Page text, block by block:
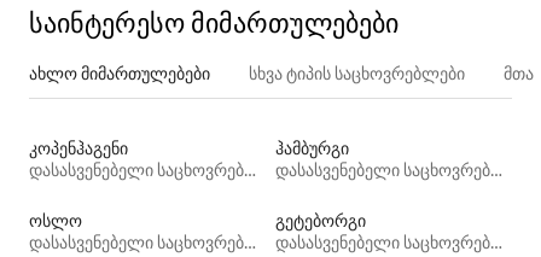
საინტერესო მიმართულებები
ახლო მიმართულებები სხვა ტიპის საცხოვრებლები
კოპენჰაგენი
დასასვენებელი საცხოვრებლები
ჰამბურგი
დასასვენებელი საცხოვრებლები
ოსლო
დასასვენებელი საცხოვრებლები
გეტებორგი
დასასვენებელი საცხოვრებლები